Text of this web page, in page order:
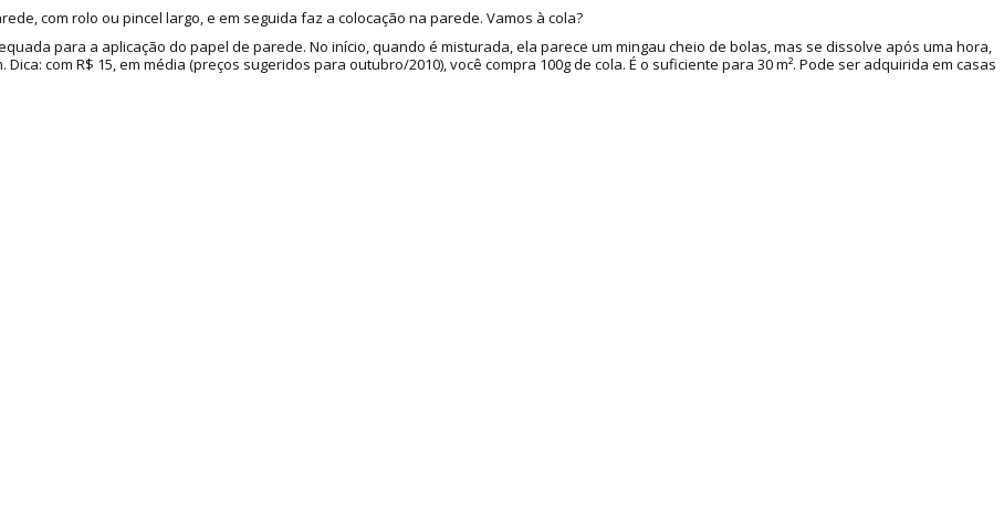
com rolo ou pincel largo, e em seguida faz a colocação na parede. Vamos à cola?
para a aplicação do papel de parede. No início, quando é misturada, ela parece um mingau cheio de bolas, mas se dissolve após uma hora,
com R$ 15, em média (preços sugeridos para outubro/2010), você compra 100g de cola. É o suficiente para 30 m². Pode ser adquirida em casas